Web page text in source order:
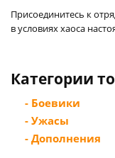
Присоединитесь к
в условиях хаоса
Категории
- Боевики
- Ужасы
- Дополнения